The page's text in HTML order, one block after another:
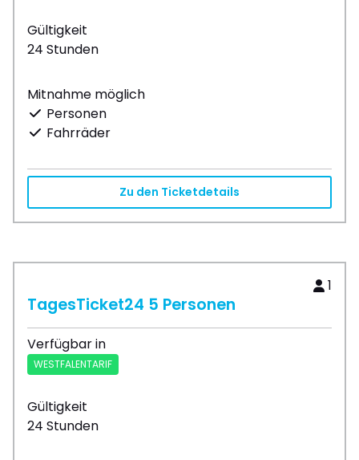
Gültigkeit
24 Stunden
Mitnahme möglich
Personen
Fahrräder
Zu den Ticketdetails
1
TagesTicket24 5 Personen
Verfügbar in
WESTFALENTARIF
Gültigkeit
24 Stunden